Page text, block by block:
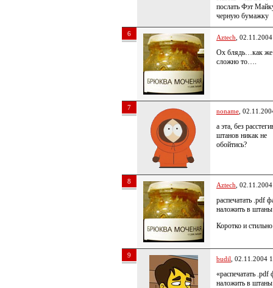
послать Фэт
черную бумажку
6 Aztech ,
Ох блядь…как же
сложно то….
7 noname ,
а эта, без
штанов никак не
обойтись?
8 Aztech ,
распечатать .pdf
наложить в
Коротко и
9 budil , 02.11.2004
«распечатать
наложить в